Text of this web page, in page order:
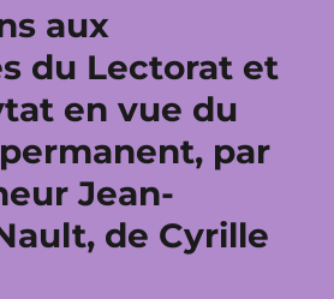
aux
du Lectorat et
en vue du
par
Jean-
de Cyrille